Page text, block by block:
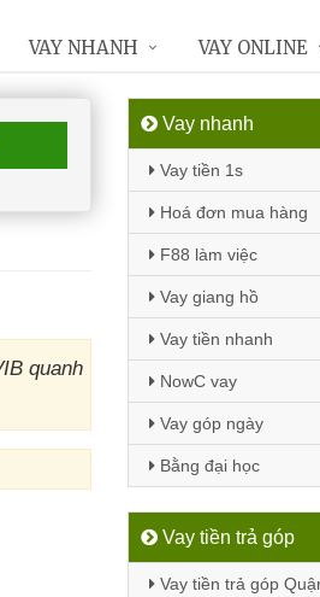
quanh
Vay nhanh
Vay tiền 1s
Hoá đơn mua hàng
F88 làm việc
Vay giang hồ
Vay tiền nhanh
NowC vay
Vay góp ngày
Bằng đại học
Vay tiền trả góp
Vay tiền trả góp
VAY NHANH VAY ONLINE